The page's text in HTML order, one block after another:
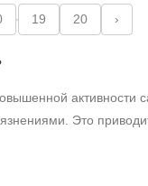
19 20 ›
активности
Это